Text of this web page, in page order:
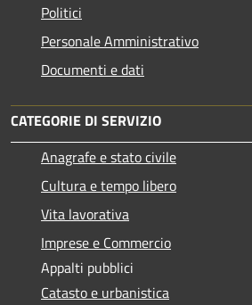
Politici
Personale Amministrativo
Documenti e dati
CATEGORIE DI SERVIZIO
Anagrafe e stato civile
Cultura e tempo libero
Vita lavorativa
Imprese e Commercio
Appalti pubblici
Catasto e urbanistica